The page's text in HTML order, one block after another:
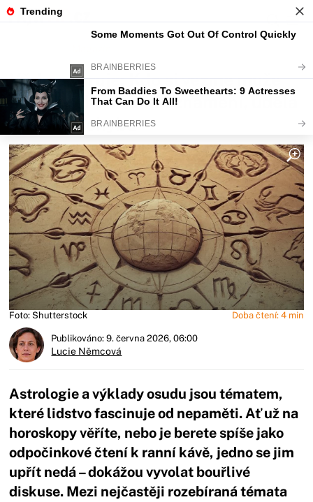
Vědma varuje: Kdo si vezme muže
narozeného v tomto znamení, udělá
strašnou chybu
Foto: Shutterstock Doba čtení: 4 min
Publikováno: 9. června 2026, 06:00
Lucie Němcová
Astrologie a výklady osudu jsou tématem,
které lidstvo fascinuje od nepaměti. Ať už na
horoskopy věříte, nebo je berete spíše jako
odpočinkové čtení k ranní kávě, jedno se jim
upřít nedá – dokážou vyvolat bouřlivé
diskuse. Mezi nejčastěji rozebíraná témata